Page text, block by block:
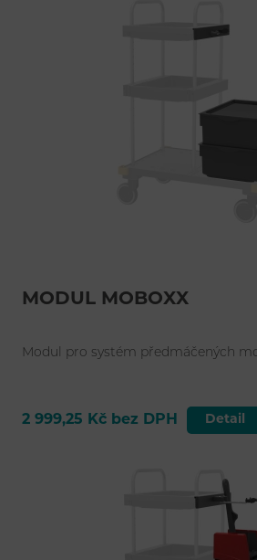
MODUL MOBOXX
Modul pro systém předmáčených
2 999,25 Kč bez DPH Detail